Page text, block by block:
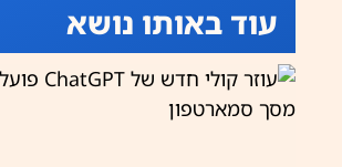
עוד באותו נושא